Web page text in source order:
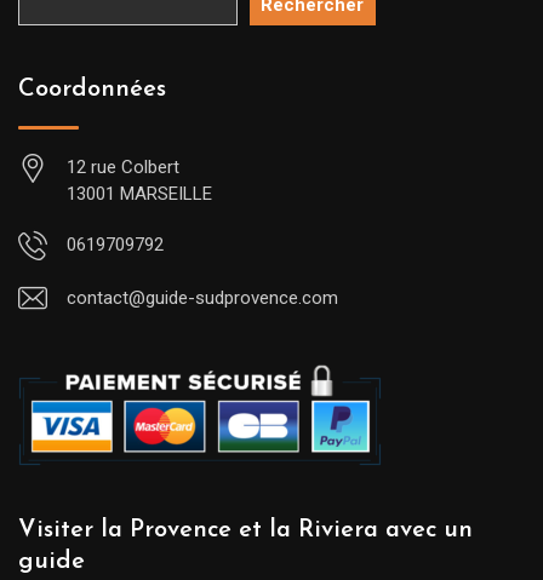
Coordonnées
12 rue Colbert
13001 MARSEILLE
0619709792
contact@guide-sudprovence.com
Visiter la Provence et la Riviera avec un
guide